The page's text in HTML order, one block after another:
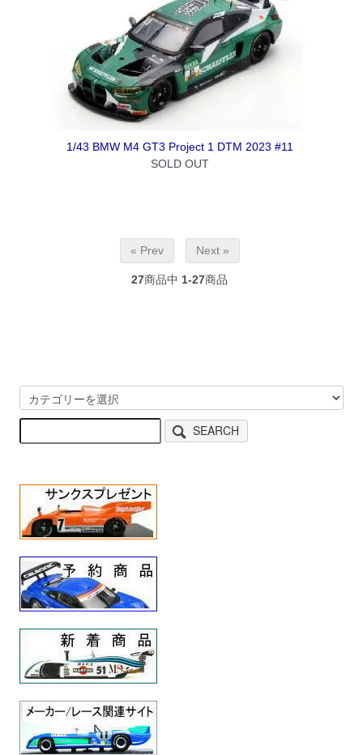
1/43 BMW M4 GT3 Project 1 DTM 2023 #11
SOLD OUT
« Prev Next »
27商品中 1-27商品
SEARCH